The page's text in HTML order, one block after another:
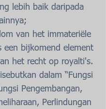
lebih baik daripada
van het immateriële
een bijkomend element
het recht op royalti's.
dalam “Fungsi
Pengembangan,
Perlindungan